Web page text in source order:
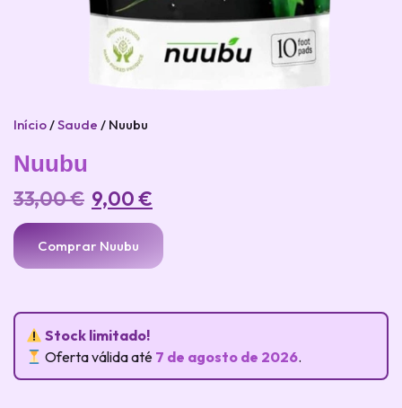
Início/Saude / Nuubu
Nuubu
33,00€ 9,00€
Comprar Nuubu
Stock limitado!
Oferta válida até 7 de agosto de 2026.